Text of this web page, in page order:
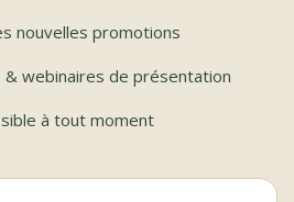
nouvelles promotions
& webinaires de présentation
à tout moment